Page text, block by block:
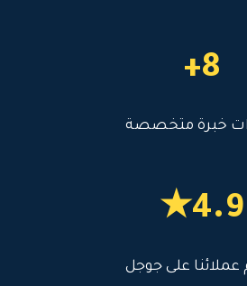
8+
خبرة متخصصة
4.9★
عملائنا على جوجل